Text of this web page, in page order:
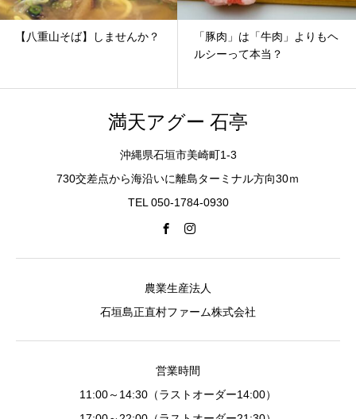
【八重山そば】しませんか？
「豚肉」は「牛肉」よりもヘ
ルシーって本当？
満天アグー 石亭
沖縄県石垣市美崎町1-3
730交差点から海沿いに離島ターミナル方向30ｍ
TEL 050-1784-0930
農業生産法人
石垣島正直村ファーム株式会社
営業時間
11:00～14:30（ラストオーダー14:00）